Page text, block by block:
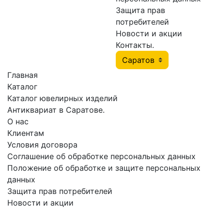
Защита прав
потребителей
Новости и акции
Контакты.
Главная
Каталог
Каталог ювелирных изделий
Антиквариат в Саратове.
О нас
Клиентам
Условия договора
Соглашение об обработке персональных данных
Положение об обработке и защите персональных
данных
Защита прав потребителей
Новости и акции